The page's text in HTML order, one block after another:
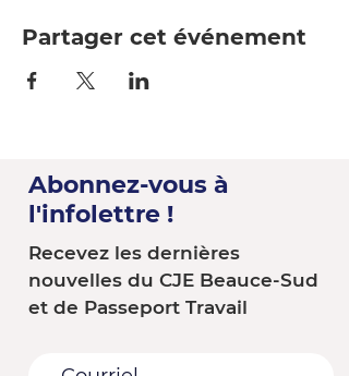
Partager cet événement
Abonnez-vous à
l'infolettre !
Recevez les dernières
nouvelles du CJE Beauce-Sud
et de Passeport Travail